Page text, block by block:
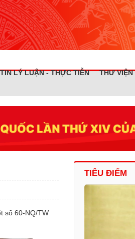
LÝ LUẬN - THỰC TIỄN THƯ VIỆN
số 60-NQ/TW
TIÊU ĐIỂM